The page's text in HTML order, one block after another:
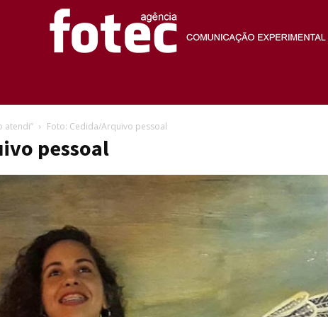
atendi” Foto: Cedida/Arquivo pessoal
pessoal